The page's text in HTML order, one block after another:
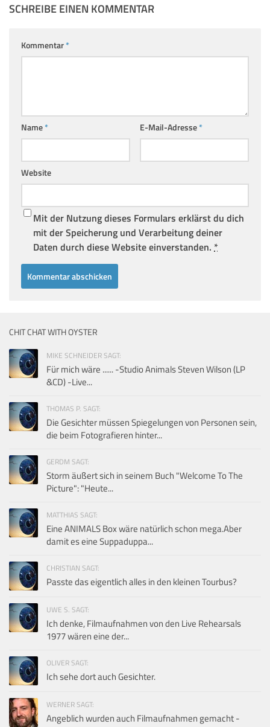
SCHREIBE EINEN KOMMENTAR
Kommentar*
Name* E-Mail-Adresse*
Website
Mit der Nutzung dieses Formulars erklärst du dich
mit der Speicherung und Verarbeitung deiner
Daten durch diese Website einverstanden. *
CHIT CHAT WITH OYSTER
MIKE SCHNEIDER SAGT:
Für mich wäre ...... -Studio Animals Steven Wilson (LP
&CD) -Live...
THOMAS P. SAGT:
Die Gesichter müssen Spiegelungen von Personen sein,
die beim Fotografieren hinter...
GERDM SAGT:
Storm äußert sich in seinem Buch "Welcome To The
Picture": "Heute...
MATTHIAS SAGT:
Eine ANIMALS Box wäre natürlich schon mega.Aber
damit es eine Suppaduppa...
CHRISTIAN SAGT:
Passte das eigentlich alles in den kleinen Tourbus?
UWE S. SAGT:
Ich denke, Filmaufnahmen von den Live Rehearsals
1977 wären eine der...
OLIVER SAGT:
Ich sehe dort auch Gesichter.
WERNER SAGT:
Angeblich wurden auch Filmaufnahmen gemacht -